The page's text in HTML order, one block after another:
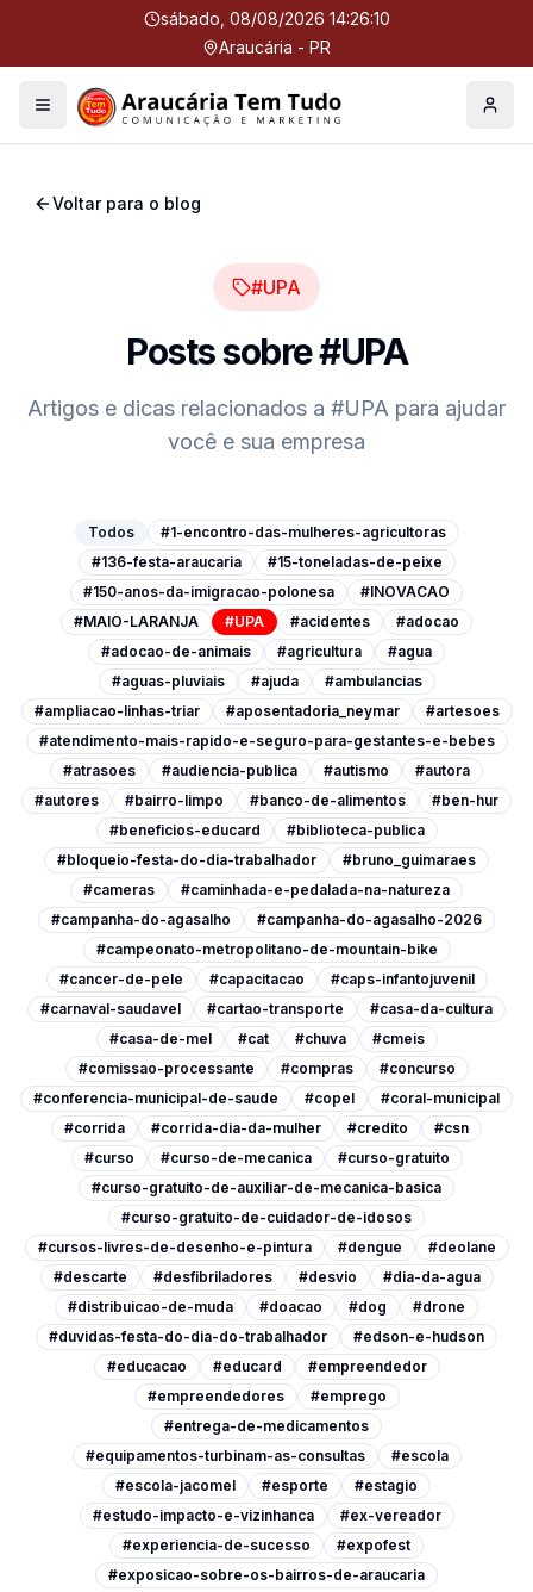
sábado, 08/08/2026 14:26:10
Araucária - PR
Menu Perfil
Voltar para o blog
#UPA
Posts sobre#UPA
Artigos e dicas relacionados a #UPA para ajudar
você e sua empresa
Todos
#1-encontro-das-mulheres-agricultoras
#136-festa-araucaria
#15-toneladas-de-peixe
#150-anos-da-imigracao-polonesa
#INOVACAO
#MAIO-LARANJA
#UPA #acidentes
#adocao
#adocao-de-animais
#agricultura
#agua
#aguas-pluviais
#ajuda
#ambulancias
#ampliacao-linhas-triar
#aposentadoria_neymar
#artesoes
#atendimento-mais-rapido-e-seguro-para-gestantes-e-bebes
#atrasoes
#audiencia-publica #autismo
#autora
#autores
#bairro-limpo #banco-de-alimentos
#ben-hur
#beneficios-educard
#biblioteca-publica
#bloqueio-festa-do-dia-trabalhador
#bruno_guimaraes
#cameras
#caminhada-e-pedalada-na-natureza
#campanha-do-agasalho
#campanha-do-agasalho-2026
#campeonato-metropolitano-de-mountain-bike
#cancer-de-pele
#capacitacao
#caps-infantojuvenil
#carnaval-saudavel
#cartao-transporte
#casa-da-cultura
#casa-de-mel
#cat #chuva
#cmeis
#comissao-processante
#compras
#concurso
#conferencia-municipal-de-saude
#copel
#coral-municipal
#corrida
#corrida-dia-da-mulher #credito
#csn
#curso
#curso-de-mecanica
#curso-gratuito
#curso-gratuito-de-auxiliar-de-mecanica-basica
#curso-gratuito-de-cuidador-de-idosos
#cursos-livres-de-desenho-e-pintura
#dengue
#deolane
#descarte
#desfibriladores #desvio
#dia-da-agua
#distribuicao-de-muda
#doacao #dog
#drone
#duvidas-festa-do-dia-do-trabalhador
#edson-e-hudson
#educacao
#educard
#empreendedor
#empreendedores
#emprego
#entrega-de-medicamentos
#equipamentos-turbinam-as-consultas
#escola
#escola-jacomel
#esporte
#estagio
#estudo-impacto-e-vizinhanca
#ex-vereador
#experiencia-de-sucesso
#expofest
#exposicao-sobre-os-bairros-de-araucaria